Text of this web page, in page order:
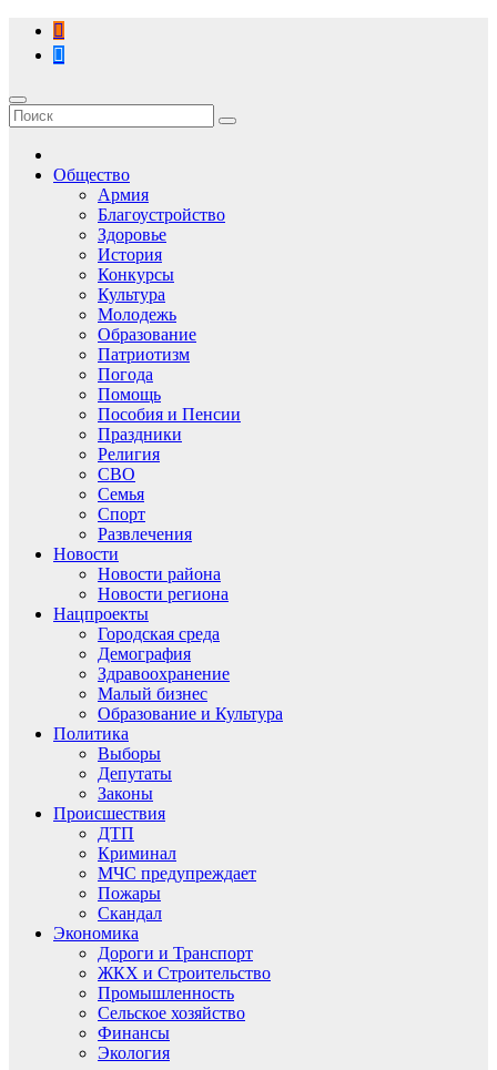
Перейти
содержимому
Общество
Армия
Благоустройство
Здоровье
История
Конкурсы
Культура
Молодежь
Образование
Патриотизм
Погода
Помощь
Пособия и Пенсии
Праздники
Религия
СВО
Семья
Спорт
Развлечения
Новости
Новости района
Новости региона
Нацпроекты
Городская среда
Демография
Здравоохранение
Малый бизнес
Образование и Культура
Политика
Выборы
Депутаты
Законы
Происшествия
ДТП
Криминал
МЧС предупреждает
Пожары
Скандал
Экономика
Дороги и Транспорт
ЖКХ и Строительство
Промышленность
Сельское хозяйство
Финансы
Экология